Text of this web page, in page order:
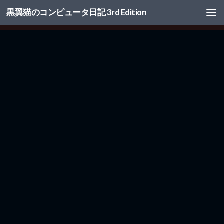
コンテンツへスキップ
黒翼猫のコンピュータ日記 3rd Edition